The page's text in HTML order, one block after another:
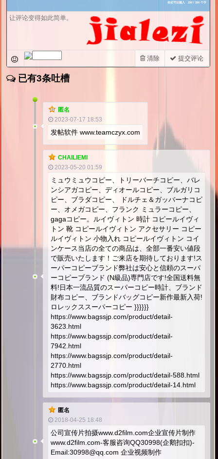
你还可以输入 250/ 250 个字
提交评论
清除
已有3条吐槽
匿名
2023-07-17 18:53
发帖软件 www.teamczyx.com
CHAILIEMI
2023-05-20 01:59
ミュウミュウコピー、トリーバーチコピー、バレ
ンシアガコピー、ディオールコピー、ブルガリコ
ピー、ブラダコピー、 ドルチェ＆ガッバーナコピ
ー、オメガコピー、フランク ミュラーコピー、
gagaコピー。ルイヴィトン 時計 コピールイヴィ
トン 靴 コピールイヴィトン アクセサリー コピー
ルイヴィトン 小物入れ コピールイヴィトン コイ
ンケース当店の全ての商品は、全部一番安い値段
で販売いたします！ご来店を期待しております!ス
ーパーコピーブランド弊社は安心と信頼のスーパ
ーコピーブランド (N級品)専門店です!全国送料無
料!日本一流品質のスーパーコピー時計、ブランド
財布コピー、ブランドバッグコピー新作最新入荷!
ロレックススーパーコピー }}}}}}
https://www.bagssjp.com/product/detail-
3623.html
https://www.bagssjp.com/product/detail-
7942.html
https://www.bagssjp.com/product/detail-
2770.html
https://www.bagssjp.com/product/detail-588.html
https://www.bagssjp.com/product/detail-14.html
匿名
2018-04-25 18:48
公司宣传片拍摄www.d2film.com企业宣传片制作
www.d2film.com-客服咨询QQ30998(企鹅扣扣)-
Email:30998@qq.com 企业视频制作